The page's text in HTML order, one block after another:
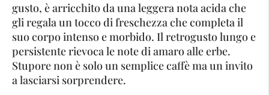
gusto, è arricchito da una leggera nota acida che
gli regala un tocco di freschezza che completa il
suo corpo intenso e morbido. Il retrogusto lungo e
persistente rievoca le note di amaro alle erbe.
Stupore non è solo un semplice caffè ma un invito
a lasciarsi sorprendere.